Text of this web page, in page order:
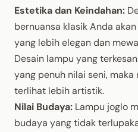
Estetika dan Keindahan:
bernuansa klasik Anda
yang lebih elegan dan
Desain lampu yang
yang penuh nilai seni, maka
terlihat lebih artistik.
Nilai Budaya: Lampu joglo
budaya yang tidak